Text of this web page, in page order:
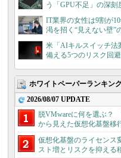
う「GPU不足」の深刻
IT業界の女性は9割が
渇を招く“見えない壁”
米「AIキルスイッチ
備える5つのリスク回
ホワイトペーパーランキン
2026/08/07 UPDATE
脱VMwareに何を選ぶ？
から見えた仮想化基盤移
仮想化基盤のライセン
スト増とリスクを抑える